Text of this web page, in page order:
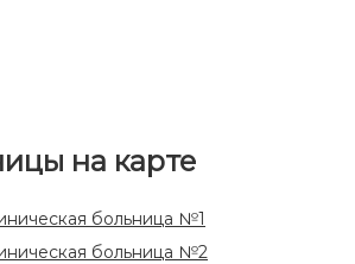
на карте
больница №1
больница №2